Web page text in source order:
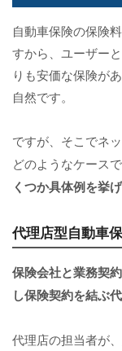
自動車保険の保険
すから、ユーザー
りも安価な保険が
自然です。
ですが、そこでネ
どのようなケース
くつか具体例を挙
代理店型自動車
保険会社と業務契
し保険契約を結ぶ
代理店の担当者が